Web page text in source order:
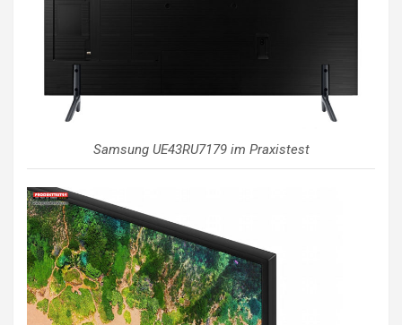
Samsung UE43RU7179 im Praxistest